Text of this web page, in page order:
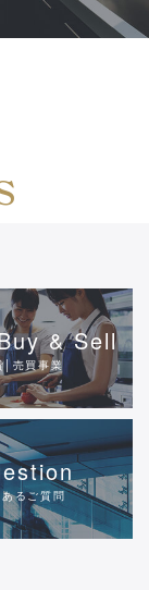
│売買事業
& Sell
あるご質問